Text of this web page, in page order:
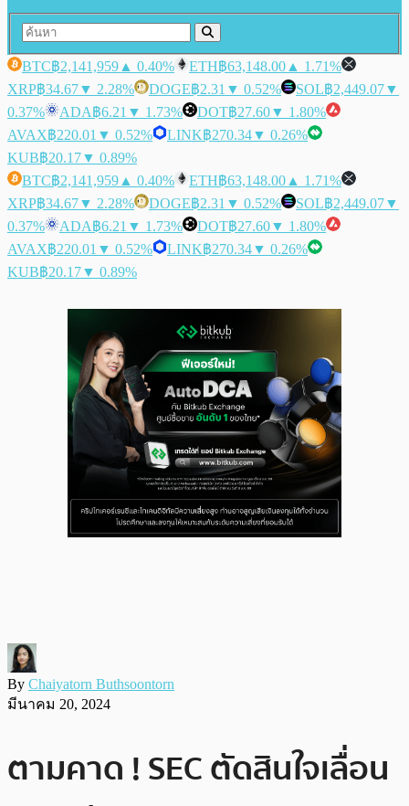
BTC฿2,141,959 ▲ 0.40% ETH฿63,148.00 ▲ 1.71%
XRP฿34.67▼ 2.28% DOGE฿2.31 ▼ 0.52% SOL฿2,449.07▼
0.37%
ADA฿6.21 ▼ 1.73% DOT฿27.60▼ 1.80%
AVAX฿220.01 ▼ 0.52% LINK฿270.34▼ 0.26%
KUB฿20.17▼ 0.89%
BTC฿2,141,959 ▲ 0.40% ETH฿63,148.00 ▲ 1.71%
XRP฿34.67▼ 2.28% DOGE฿2.31 ▼ 0.52% SOL฿2,449.07▼
0.37%
ADA฿6.21 ▼ 1.73% DOT฿27.60▼ 1.80%
AVAX฿220.01 ▼ 0.52% LINK฿270.34▼ 0.26%
KUB฿20.17▼ 0.89%
By Chaiyatorn Buthsoontorn
มีนาคม 20, 2024
ตามคาด ! SEC ตัดสินใจเลื่อน